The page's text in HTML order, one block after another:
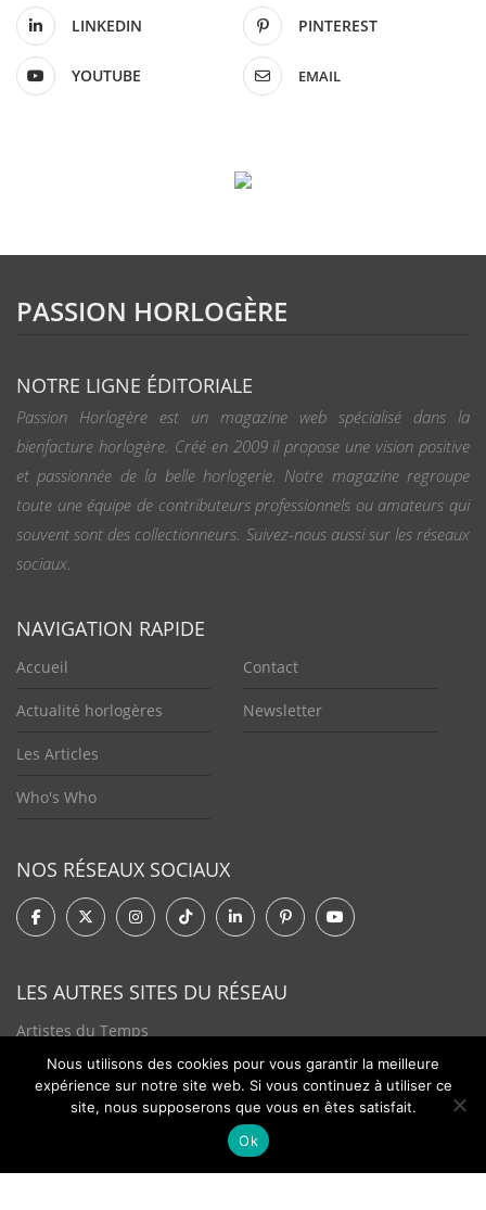
LINKEDIN PINTEREST
YOUTUBE EMAIL
PASSION HORLOGÈRE
NOTRE LIGNE ÉDITORIALE
Passion Horlogère est un magazine web spécialisé dans la
bienfacture horlogère. Créé en 2009 il propose une vision positive
et passionnée de la belle horlogerie. Notre magazine regroupe
toute une équipe de contributeurs professionnels ou amateurs qui
souvent sont des collectionneurs. Suivez-nous aussi sur les réseaux
sociaux.
NAVIGATION RAPIDE
Accueil
Actualité horlogères
Les Articles
Who's Who
Contact
Newsletter
NOS RÉSEAUX SOCIAUX
LES AUTRES SITES DU RÉSEAU
Artistes du Temps
Tendances Plurielles
Nous utilisons des cookies pour vous garantir la meilleure
expérience sur notre site web. Si vous continuez à utiliser ce
site, nous supposerons que vous en êtes satisfait.
Ok